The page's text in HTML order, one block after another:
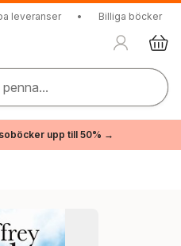
leveranser • Billiga böcker
upp till 50% →